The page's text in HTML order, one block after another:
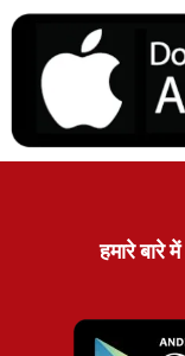
हमारे बारे में